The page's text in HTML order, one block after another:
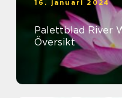
16. januari 2024
Palettblad River
Översikt